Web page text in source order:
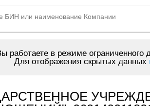
работаете в режиме
Для отображения скрытых данных